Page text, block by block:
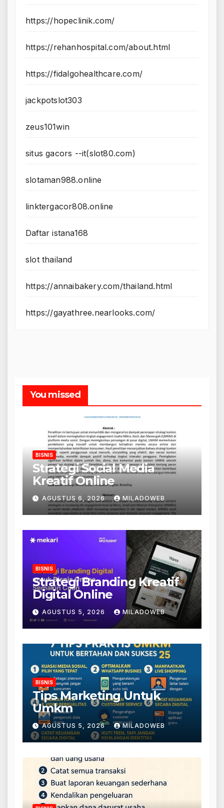
https://hopeclinik.com/
https://rehanhospital.com/about.html
https://fidalgohealthcare.com/
jackpotslot303
zeus101win
situs gacors --it(slot80.com)
slotaman988.online
linktergacor808.online
Daftar istana168
slot thailand
https://annaibakery.com/thailand.html
https://gayathree.nearlooks.com/
You missed
BISNIS
Strategi Social Media
Kreatif Online
AGUSTUS 6, 2026 MILADOWEB
BISNIS
Strategi Branding Kreatif
Digital Online
AGUSTUS 5, 2026 MILADOWEB
BISNIS
Tips Marketing Untuk
Umkm
AGUSTUS 5, 2026 MILADOWEB